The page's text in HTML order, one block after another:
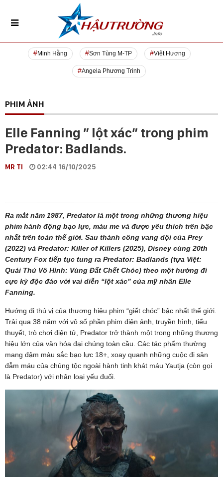
Minh Hằng Sơn Tùng M-TP Việt Hương
Angela Phương Trinh
PHIM ẢNH
Elle Fanning ” lột xác” trong phim
Predator: Badlands.
MR TI 02:44 16/10/2025
Ra mắt năm 1987, Predator là một trong những thương hiệu
phim hành động bạo lực, máu me và được yêu thích trên bậc
nhất trên toàn thế giới. Sau thành công vang dội của Prey
(2022) và Predator: Killer of Killers (2025), Disney cùng 20th
Century Fox tiếp tục tung ra Predator: Badlands (tựa Việt:
Quái Thú Vô Hình: Vùng Đất Chết Chóc) theo một hướng đi
cực kỳ độc đáo với vai diễn “lột xác” của mỹ nhân Elle
Fanning.
Hướng đi thú vị của thương hiệu phim “giết chóc” bậc nhất thế giới.
Trải qua 38 năm với vô số phần phim điện ảnh, truyền hình, tiểu
thuyết, trò chơi điện tử, Predator trở thành một trong những thương
hiệu lớn của văn hóa đại chúng toàn cầu. Các tác phẩm thường
mang đậm màu sắc bạo lực 18+, xoay quanh những cuộc đi săn
đẫm máu của chủng tộc ngoài hành tinh khát máu Yautja (còn gọi
là Predator) với nhân loại yếu đuối.